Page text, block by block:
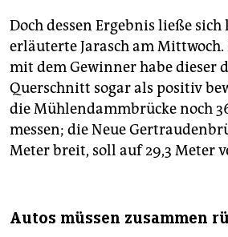
Doch dessen Ergebnis ließe
erläuterte Jarasch am Mittwoch.
mit dem Gewinner habe dieser
Querschnitt sogar als positiv
die Mühlendammbrücke noch
messen; die Neue
Meter breit, soll auf 29,3 Meter
Autos müssen zusammen